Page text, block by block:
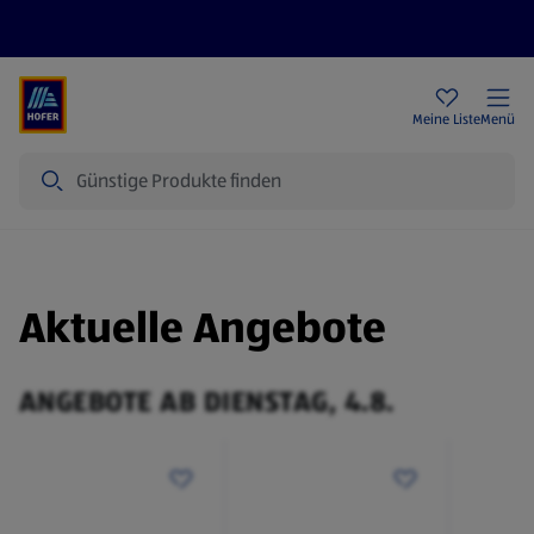
Meine ListeMenü
Aktuelle Angebote
ANGEBOTE AB DIENSTAG, 4.8.